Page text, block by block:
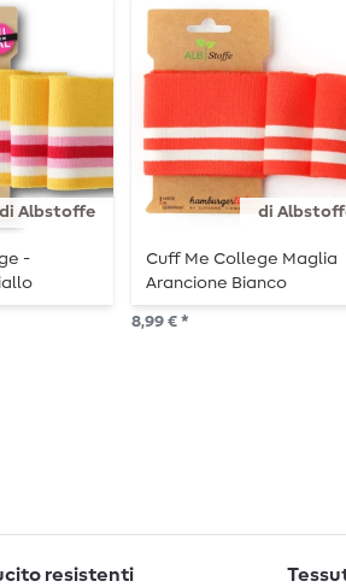
di Albstoffe
-
di
Cuff Me College Maglia
Arancione Bianco
8,99 € *
resistenti